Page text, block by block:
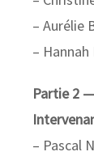
– Aurélie
–
Partie 2
– Pascal